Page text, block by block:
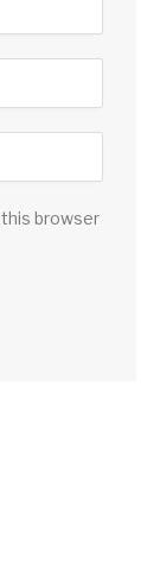
this browser